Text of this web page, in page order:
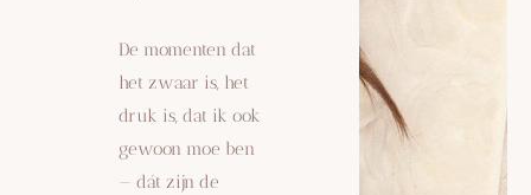
De momenten dat
het zwaar is, het
druk is, dat ik ook
gewoon moe ben
— dát zijn de